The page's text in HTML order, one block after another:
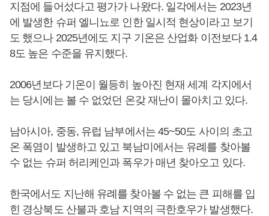
지점에 들어섰다고 평가가 나왔다. 일각에서는 2023년
에 발생한 슈퍼 엘니뇨로 인한 일시적 현상이라고 보기
도 했으나 2025년에도 지구 기온은 산업화 이전보다 1.4
8도 높은 수준을 유지했다.
2006년보다 기온이 월등히 높아진 현재 세계 각지에서
는 당시에는 볼 수 없었던 온갖 재난이 몰아치고 있다.
남아시아, 중동, 유럽 남부에서는 45~50도 사이의 초고
온 폭염이 발생하고 있고 북남미에서는 유례를 찾아볼
수 없는 슈퍼 허리케인과 폭우가 매년 찾아오고 있다.
한국에서도 지난해 유례를 찾아볼 수 없는 큰 피해를 입
힌 경상북도 산불과 호남 지역의 극한호우가 발생했다.